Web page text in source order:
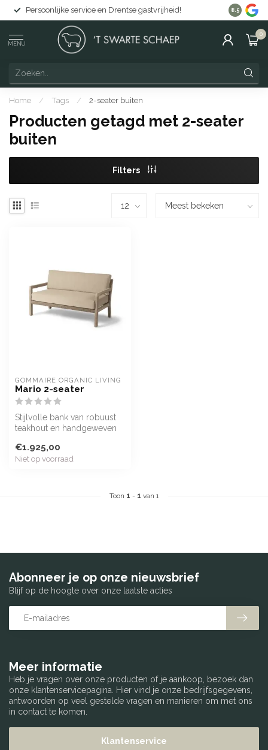
Persoonlijke service en Drentse gastvrijheid! Gratis
8.5
MENU
0
Home / Tags / 2-seater buiten
Producten getagd met 2-seater
buiten
Filters
GOMMAIRE ORGANIC LIVING
Mario 2-seater
Stijlvolle bank van robuust
teakhout en handgeweven
€1.925,00
Niet op voorraad
Toon 1 - 1 van 1
Meer informatie
Heb je vragen over onze producten of je aankoop, bezoek dan
onze klantenservicepagina. Hier vind je onze bedrijfsgegevens,
antwoorden op veel gestelde vragen en manieren om met ons
in contact te komen.
Klantenservice
Abonneer je op onze nieuwsbrief
Blijf op de hoogte over onze laatste acties